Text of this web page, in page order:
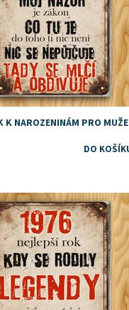
K NAROZENINÁM PRO MUŽE
pro muže